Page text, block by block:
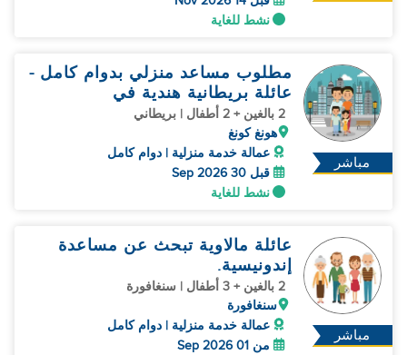
نشط للغاية
مباشر
مطلوب مساعد منزلي بدوام كامل -
عائلة بريطانية هندية في
2 بالغين + 2 أطفال | بريطاني
هونغ كونغ
عمالة خدمة منزلية | دوام كامل
قبل 30 Sep 2026
نشط للغاية
مباشر
عائلة مالاوية تبحث عن مساعدة
إندونيسية.
2 بالغين + 3 أطفال | سنغافورة
سنغافورة
عمالة خدمة منزلية | دوام كامل
من 01 Sep 2026